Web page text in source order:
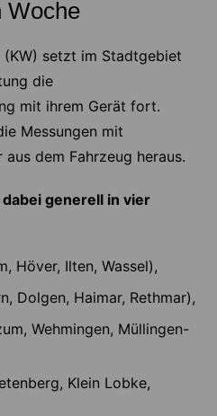
Woche
setzt im Stadtgebiet
die
mit ihrem Gerät fort.
Messungen mit
dem Fahrzeug heraus.
generell in vier
Höver, Ilten, Wassel),
Dolgen, Haimar, Rethmar),
Wehmingen, Müllingen-
Klein Lobke,